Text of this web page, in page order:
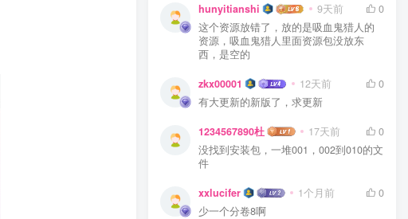
hunyitianshi 9天前
0
这个资源放错了，放的是吸血鬼猎人的
资源，吸血鬼猎人里面资源包没放东
西，是空的
zkx00001 12天前
0
有大更新的新版了，求更新
1234567890杜 17天前
0
没找到安装包，一堆001，002到010的文
件
xxlucifer 1个月前
0
少一个分卷8啊